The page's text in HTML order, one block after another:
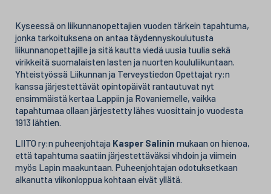
Kyseessä on liikunnanopettajien vuoden tärkein tapahtuma,
jonka tarkoituksena on antaa täydennyskoulutusta
liikunnanopettajille ja sitä kautta viedä uusia tuulia sekä
virikkeitä suomalaisten lasten ja nuorten koululiikuntaan.
Yhteistyössä Liikunnan ja Terveystiedon Opettajat ry:n
kanssa järjestettävät opintopäivät rantautuvat nyt
ensimmäistä kertaa Lappiin ja Rovaniemelle, vaikka
tapahtumaa ollaan järjestetty lähes vuosittain jo vuodesta
1913 lähtien.
LIITO ry:n puheenjohtaja Kasper Salinin mukaan on hienoa,
että tapahtuma saatiin järjestettäväksi vihdoin ja viimein
myös Lapin maakuntaan. Puheenjohtajan odotuksetkaan
alkanutta viikonloppua kohtaan eivät yllätä.